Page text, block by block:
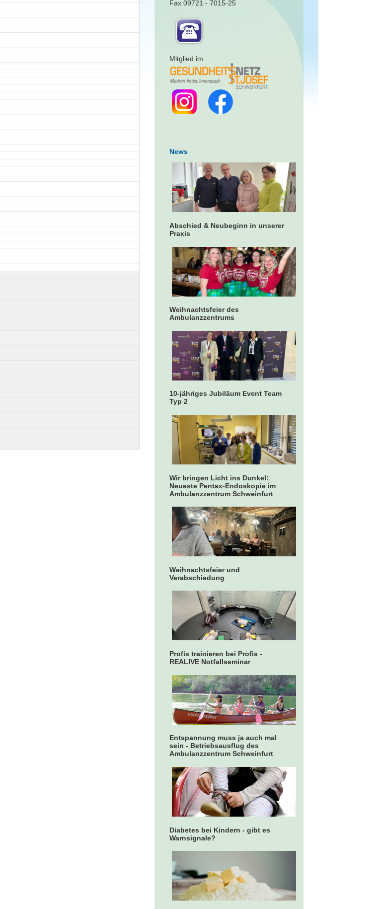
Fax 09721 - 7015-25
Mitglied im
News
Abschied & Neubeginn in unserer
Praxis
Weihnachtsfeier des
Ambulanzzentrums
10-jähriges Jubiläum Event Team
Typ 2
Wir bringen Licht ins Dunkel:
Neueste Pentax-Endoskopie im
Ambulanzzentrum Schweinfurt
Weihnachtsfeier und
Verabschiedung
Profis trainieren bei Profis -
REALIVE Notfallseminar
Entspannung muss ja auch mal
sein - Betriebsausflug des
Ambulanzzentrum Schweinfurt
Diabetes bei Kindern - gibt es
Warnsignale?